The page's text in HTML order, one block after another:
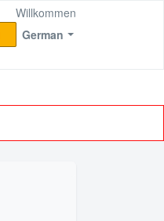
German
Willkommen